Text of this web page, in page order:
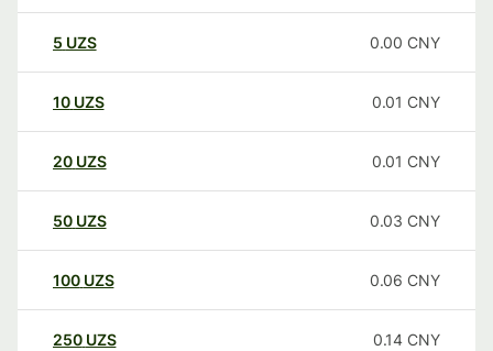
5 UZS 0.00 CNY
10 UZS 0.01 CNY
20 UZS 0.01 CNY
50 UZS 0.03 CNY
100 UZS 0.06 CNY
250 UZS 0.14 CNY